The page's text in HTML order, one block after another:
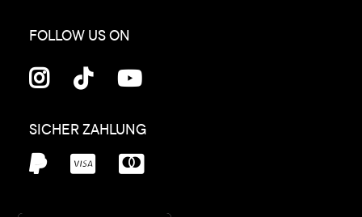
FOLLOW US ON
  
SICHER ZAHLUNG
  